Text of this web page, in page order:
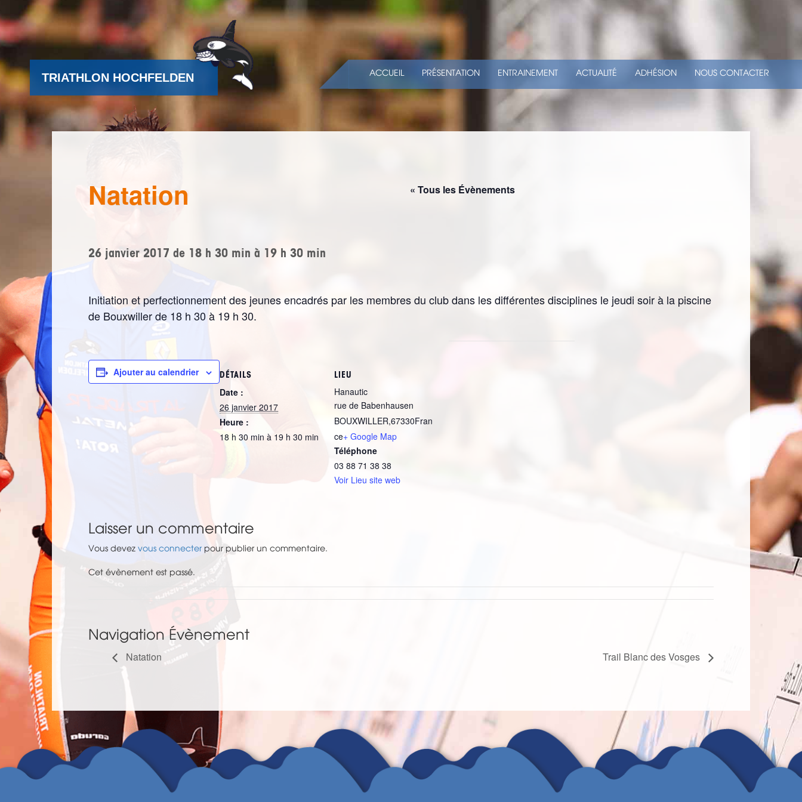
TRIATHLON HOCHFELDEN ACCUEIL PRÉSENTATION ENTRAINEMENT ACTUALITÉ ADHÉSION NOUS CONTACTER
Natation « Tous les Évènements
26 janvier 2017 de 18 h 30 min à 19 h 30 min
Initiation et perfectionnement des jeunes encadrés par les membres du club dans les différentes disciplines le jeudi soir à la piscine
de Bouxwiller de 18 h 30 à 19 h 30.
Ajouter au calendrier DÉTAILS
Date :
26 janvier 2017
Heure :
18 h 30 min à 19 h 30 min
LIEU
Hanautic
rue de Babenhausen
BOUXWILLER,67330Fran
ce+ Google Map
Téléphone
03 88 71 38 38
Voir Lieu site web
Laisser un commentaire
Vous devez vous connecter pour publier un commentaire.
Cet évènement est passé.
Navigation Évènement
Natation Trail Blanc des Vosges